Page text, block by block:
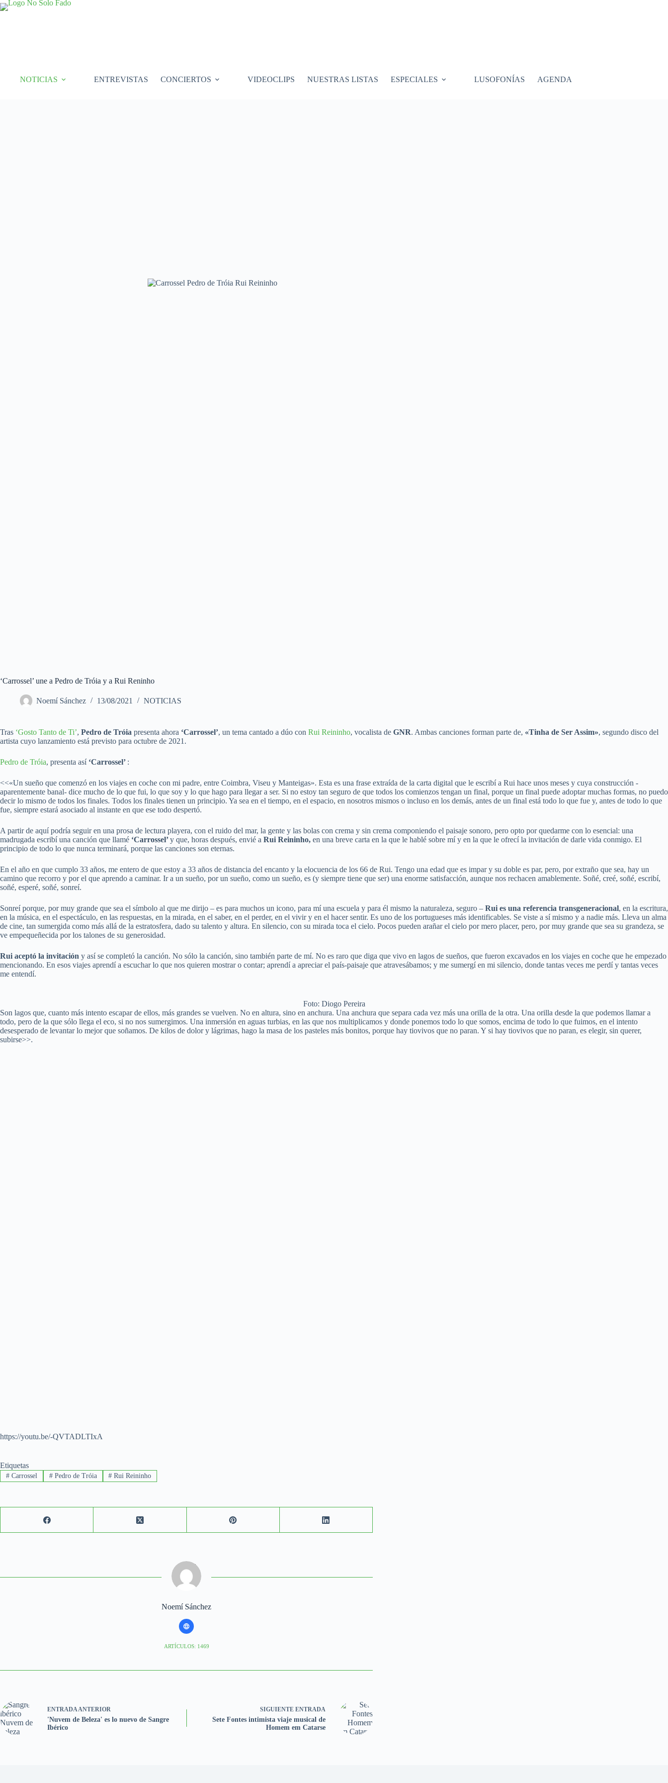
Saltar
al
NOTICIAS ENTREVISTAS CONCIERTOS VIDEOCLIPS NUESTRAS LISTAS ESPECIALES LUSOFONÍAS AGENDA
‘Carrossel’ une a Pedro de Tróia y a Rui Reninho
Noemí Sánchez 13/08/2021 NOTICIAS
Tras ‘Gosto Tanto de Ti’, Pedro de Tróia presenta ahora ‘Carrossel’, un tema cantado a dúo con Rui Reininho, vocalista de GNR. Ambas canciones forman parte de, «Tinha de Ser Assim», segundo disco del
artista cuyo lanzamiento está previsto para octubre de 2021.
Pedro de Tróia, presenta así ‘Carrossel’ :
<<«Un sueño que comenzó en los viajes en coche con mi padre, entre Coimbra, Viseu y Manteigas». Esta es una frase extraída de la carta digital que le escribí a Rui hace unos meses y cuya construcción -
aparentemente banal- dice mucho de lo que fui, lo que soy y lo que hago para llegar a ser. Si no estoy tan seguro de que todos los comienzos tengan un final, porque un final puede adoptar muchas formas, no puedo
decir lo mismo de todos los finales. Todos los finales tienen un principio. Ya sea en el tiempo, en el espacio, en nosotros mismos o incluso en los demás, antes de un final está todo lo que fue y, antes de todo lo que
fue, siempre estará asociado al instante en que ese todo despertó.
A partir de aquí podría seguir en una prosa de lectura playera, con el ruido del mar, la gente y las bolas con crema y sin crema componiendo el paisaje sonoro, pero opto por quedarme con lo esencial: una
madrugada escribí una canción que llamé ‘Carrossel’y que, horas después, envié a Rui Reininho, en una breve carta en la que le hablé sobre mí y en la que le ofrecí la invitación de darle vida conmigo. El
principio de todo lo que nunca terminará, porque las canciones son eternas.
En el año en que cumplo 33 años, me entero de que estoy a 33 años de distancia del encanto y la elocuencia de los 66 de Rui. Tengo una edad que es impar y su doble es par, pero, por extraño que sea, hay un
camino que recorro y por el que aprendo a caminar. Ir a un sueño, por un sueño, como un sueño, es (y siempre tiene que ser) una enorme satisfacción, aunque nos rechacen amablemente. Soñé, creé, soñé, escribí,
soñé, esperé, soñé, sonreí.
Sonreí porque, por muy grande que sea el símbolo al que me dirijo – es para muchos un icono, para mí una escuela y para él mismo la naturaleza, seguro – Rui es una referencia transgeneracional, en la escritura,
en la música, en el espectáculo, en las respuestas, en la mirada, en el saber, en el perder, en el vivir y en el hacer sentir. Es uno de los portugueses más identificables. Se viste a sí mismo y a nadie más. Lleva un alma
de cine, tan sumergida como más allá de la estratosfera, dado su talento y altura. En silencio, con su mirada toca el cielo. Pocos pueden arañar el cielo por mero placer, pero, por muy grande que sea su grandeza, se
ve empequeñecida por los talones de su generosidad.
Rui aceptó la invitación y así se completó la canción. No sólo la canción, sino también parte de mí. No es raro que diga que vivo en lagos de sueños, que fueron excavados en los viajes en coche que he empezado
mencionando. En esos viajes aprendí a escuchar lo que nos quieren mostrar o contar; aprendí a apreciar el país-paisaje que atravesábamos; y me sumergí en mi silencio, donde tantas veces me perdí y tantas veces
me entendí.
Foto: Diogo Pereira
Son lagos que, cuanto más intento escapar de ellos, más grandes se vuelven. No en altura, sino en anchura. Una anchura que separa cada vez más una orilla de la otra. Una orilla desde la que podemos llamar a
todo, pero de la que sólo llega el eco, si no nos sumergimos. Una inmersión en aguas turbias, en las que nos multiplicamos y donde ponemos todo lo que somos, encima de todo lo que fuimos, en el intento
desesperado de levantar lo mejor que soñamos. De kilos de dolor y lágrimas, hago la masa de los pasteles más bonitos, porque hay tiovivos que no paran. Y si hay tiovivos que no paran, es elegir, sin querer,
subirse>>.
https://youtu.be/-QVTADLTIxA
Etiquetas
#Carrossel #Pedro de Tróia # Rui Reininho
Noemí Sánchez
ARTÍCULOS: 1469
ENTRADA ANTERIOR
'Nuvem de Beleza' es lo nuevo de Sangre
Ibérico
SIGUIENTE ENTRADA
Sete Fontes intimista viaje musical de
Homem em Catarse